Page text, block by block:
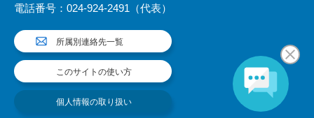
電話番号：024-924-2491（代表）
所属別連絡先一覧
このサイトの使い方
個人情報の取り扱い